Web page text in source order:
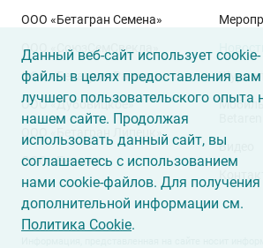
является двукратная обработка
ИНСИГНИЯ, МД (150 г/л
флудиоксонила). Это
фунгицид для защиты яблок от
хранении;
вторая опытная схема –
включающая в себя двукратную
фунгицидом ИНСИГНИЯ, МД плюс
для листовых подкормок
ООО «Бетагран Семена»
ООО «СоюзСемСвекла»
ООО «Бетагран Рамонь»
ООО «Дубовицкое»
ООО «Бетанет»
Новости
Журнал
Видео
Данный веб-сайт использует cookie-
файлы в целях предоставления вам
лучшего пользовательского опыта
нашем сайте. Продолжая
использовать данный сайт, вы
соглашаетесь с использованием
нами cookie-файлов. Для получения
дополнительной информации см.
Политика Cookie.